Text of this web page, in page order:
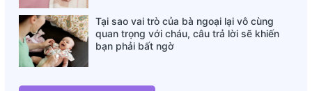
Tại sao vai trò của bà ngoại lại vô cùng
quan trọng với cháu, câu trả lời sẽ khiến
bạn phải bất ngờ